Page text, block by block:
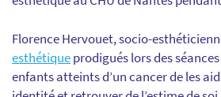
Florence Hervouet,socio-
esthétiqueprodigués lors des
enfants atteints d’un cancer de les